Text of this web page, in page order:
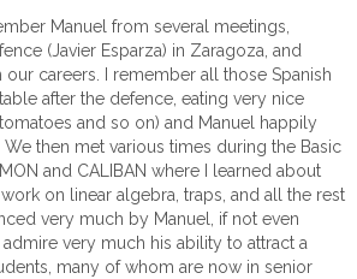
Manuel from several meetings,
(Javier Esparza) in Zaragoza, and
careers. I remember all those Spanish
after the defence, eating very nice
and so on) and Manuel happily
then met various times during the Basic
and CALIBAN where I learned about
on linear algebra, traps, and all the rest
very much by Manuel, if not even
very much his ability to attract a
many of whom are now in senior